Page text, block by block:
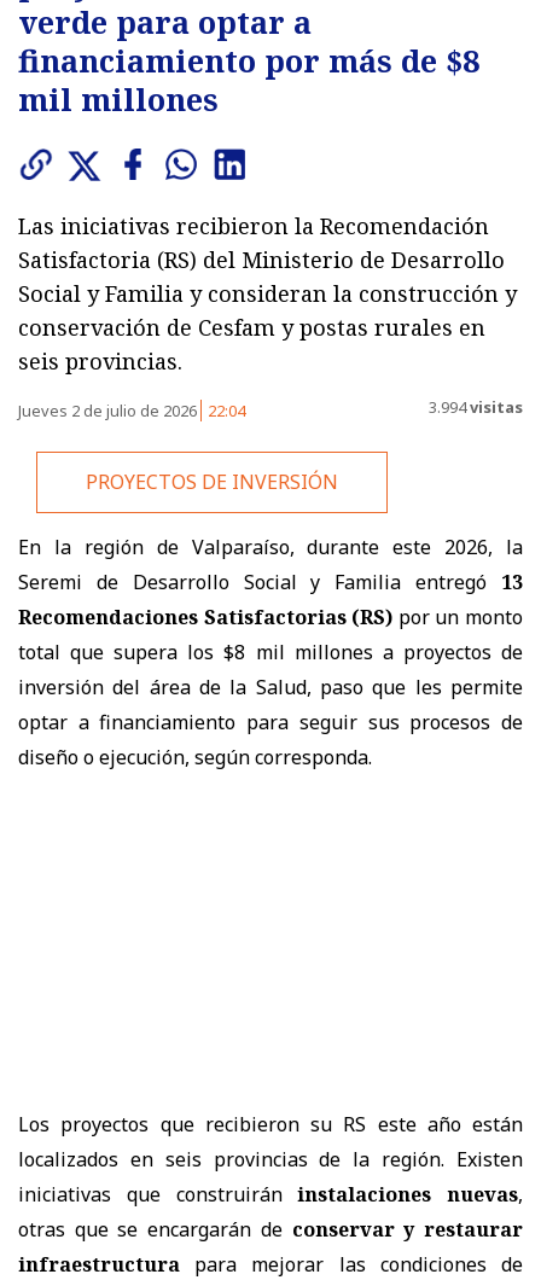
verde para optar a
financiamiento por más de $8
mil millones
Las iniciativas recibieron la Recomendación
Satisfactoria (RS) del Ministerio de Desarrollo
Social y Familia y consideran la construcción y
conservación de Cesfam y postas rurales en
seis provincias.
Jueves 2 de julio de 2026 22:04 3.994visitas
PROYECTOS DE INVERSIÓN
En la región de Valparaíso, durante este 2026, la
Seremi de Desarrollo Social y Familia entregó 13
Recomendaciones Satisfactorias (RS) por un monto
total que supera los $8 mil millones a proyectos de
inversión del área de la Salud, paso que les permite
optar a financiamiento para seguir sus procesos de
diseño o ejecución, según corresponda.
Los proyectos que recibieron su RS este año están
localizados en seis provincias de la región. Existen
iniciativas que construirán instalaciones nuevas,
otras que se encargarán de conservar y restaurar
infraestructura para mejorar las condiciones de